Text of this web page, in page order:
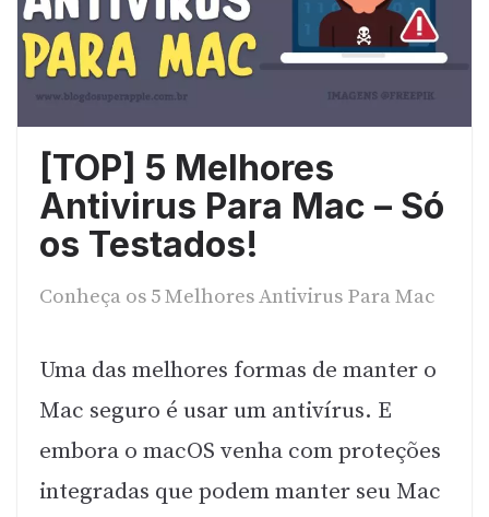
[TOP] 5 Melhores
Antivirus Para Mac – Só
os Testados!
Conheça os 5 Melhores Antivirus Para Mac
Uma das melhores formas de manter o
Mac seguro é usar um antivírus. E
embora o macOS venha com proteções
integradas que podem manter seu Mac